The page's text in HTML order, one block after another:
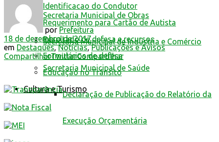
Identificacao do Condutor
Requerimento para Cartão de Autista
Resultado de defesa e recursos
Formulários de defesa
Educação no Trânsito
Cultura e Turismo
Secretaria Municipal de Obras
Secretaria Municipal de Indústria e Comércio
Secretaria Municipal de Saúde
Declaração de Publicação do Relatório da
Execução Orçamentária
por Prefeitura
18 de dezembro de 2017
em Destaques,Notícias,Publicações e Avisos
CompartilharTwittarCompartilhar